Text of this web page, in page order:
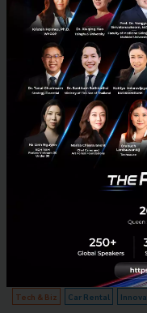
ธุรกิจรถเช่าในญี่ปุ่น ปิ๊งไอ
เรามักเห็นธุรกิจแปลกๆ ผุด
ที่นั่นคือ สถานที่พักสำหรับนัก
ทำให้ Niconnico Rentalcar
กรกฎาคม 7, 2019| By
Tech & Biz Car Rental